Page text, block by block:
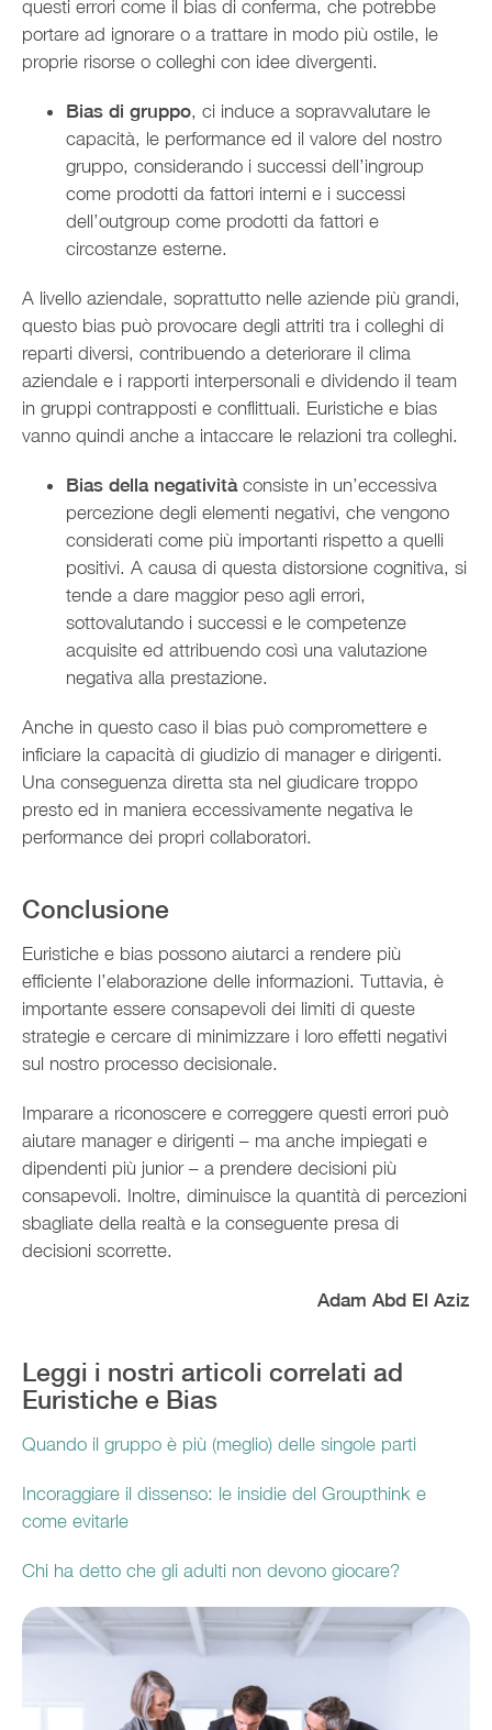
questi errori come il bias di conferma, che potrebbe
portare ad ignorare o a trattare in modo più ostile, le
proprie risorse o colleghi con idee divergenti.
Bias di gruppo, ci induce a sopravvalutare le
capacità, le performance ed il valore del nostro
gruppo, considerando i successi dell’ingroup
come prodotti da fattori interni e i successi
dell’outgroup come prodotti da fattori e
circostanze esterne.
A livello aziendale, soprattutto nelle aziende più grandi,
questo bias può provocare degli attriti tra i colleghi di
reparti diversi, contribuendo a deteriorare il clima
aziendale e i rapporti interpersonali e dividendo il team
in gruppi contrapposti e conflittuali. Euristiche e bias
vanno quindi anche a intaccare le relazioni tra colleghi.
Bias della negativitàconsiste in un’eccessiva
percezione degli elementi negativi, che vengono
considerati come più importanti rispetto a quelli
positivi. A causa di questa distorsione cognitiva, si
tende a dare maggior peso agli errori,
sottovalutando i successi e le competenze
acquisite ed attribuendo così una valutazione
negativa alla prestazione.
Anche in questo caso il bias può compromettere e
inficiare la capacità di giudizio di manager e dirigenti.
Una conseguenza diretta sta nel giudicare troppo
presto ed in maniera eccessivamente negativa le
performance dei propri collaboratori.
Conclusione
Euristiche e bias possono aiutarci a rendere più
efficiente l’elaborazione delle informazioni. Tuttavia, è
importante essere consapevoli dei limiti di queste
strategie e cercare di minimizzare i loro effetti negativi
sul nostro processo decisionale.
Imparare a riconoscere e correggere questi errori può
aiutare manager e dirigenti – ma anche impiegati e
dipendenti più junior – a prendere decisioni più
consapevoli. Inoltre, diminuisce la quantità di percezioni
sbagliate della realtà e la conseguente presa di
decisioni scorrette.
Adam Abd El Aziz
Leggi i nostri articoli correlati ad
Euristiche e Bias
Quando il gruppo è più (meglio) delle singole parti
Incoraggiare il dissenso: le insidie del Groupthink e
come evitarle
Chi ha detto che gli adulti non devono giocare?